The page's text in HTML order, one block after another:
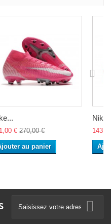
€ 270,00 €
au panier